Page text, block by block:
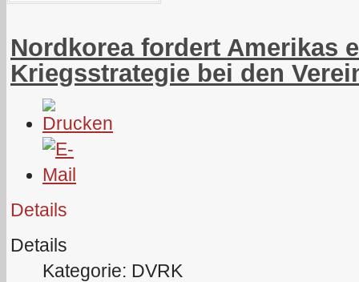
Nordkorea fordert Amerikas
Kriegsstrategie bei den
Details
Details
Kategorie: DVRK